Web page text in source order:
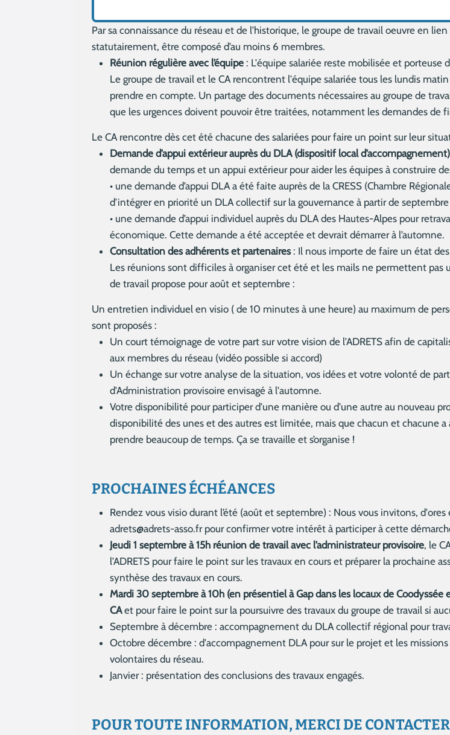
Par sa connaissance du réseau et de l’historique, le groupe de travail oeuvre en
statutairement, être composé d’au moins 6 membres.
Réunion régulière avec l’équipe : L'équipe salariée reste mobilisée et
Le groupe de travail et le CA rencontrent l'équipe salariée tous les lundis
prendre en compte. Un partage des documents nécessaires au groupe de
que les urgences doivent pouvoir être traitées, notamment les demandes de
Le CA rencontre dès cet été chacune des salariées pour faire un point sur leur
Demande d’appui extérieur auprès du DLA (dispositif local d’accompagnement)
demande du temps et un appui extérieur pour aider les équipes à construire
• une demande d’appui DLA a été faite auprès de la CRESS (Chambre
d’intégrer en priorité un DLA collectif sur la gouvernance à partir de septembre
• une demande d’appui individuel auprès du DLA des Hautes-Alpes pour
économique. Cette demande a été acceptée et devrait démarrer à l’automne.
Consultation des adhérents et partenaires: Il nous importe de faire un état
Les réunions sont difficiles à organiser cet été et les mails ne permettent pas
de travail propose pour août et septembre :
Un entretien individuel en visio ( de 10 minutes à une heure) au maximum de
sont proposés :
Un court témoignage de votre part sur votre vision de l’ADRETS afin de
aux membres du réseau (vidéo possible si accord)
Un échange sur votre analyse de la situation, vos idées et votre volonté de
d’Administration provisoire envisagé à l'automne.
Votre disponibilité pour participer d'une manière ou d'une autre au nouveau
disponibilité des unes et des autres est limitée, mais que chacun et chacune
prendre beaucoup de temps. Ça se travaille et s’organise !
PROCHAINES ÉCHÉANCES
Rendez vous visio durant l’été (août et septembre) : Nous vous invitons,
adrets@adrets-asso.fr pour confirmer votre intérêt à participer à cette
Jeudi 1 septembre à 15h réunion de travail avec l’administrateur provisoire, le
l’ADRETS pour faire le point sur les travaux en cours et préparer la prochaine
synthèse des travaux en cours.
Mardi 30 septembre à 10h (en présentiel à Gap dans les locaux de
CAet pour faire le point sur la poursuivre des travaux du groupe de travail si
Septembre à décembre : accompagnement du DLA collectif régional pour
Octobre décembre : d'accompagnement DLA pour sur le projet et les
volontaires du réseau.
Janvier : présentation des conclusions des travaux engagés.
POUR TOUTE INFORMATION, MERCI DE CONTACTER